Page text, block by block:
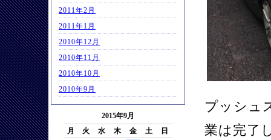
2011年2月
2011年1月
2010年12月
2010年11月
2010年10月
2010年9月
2015年9月
月
火 水 木 金 土 日
プッシュ
業は完了